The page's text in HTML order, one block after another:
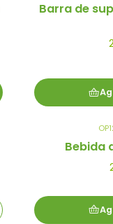
Barra de
Bebida